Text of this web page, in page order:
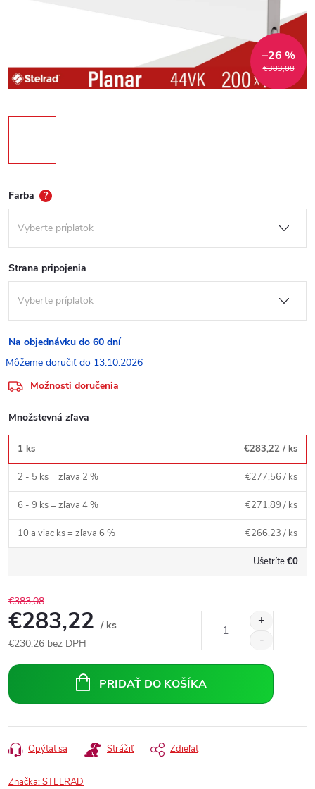
€383,08
–26 %
Farba ?
Strana pripojenia
Na objednávku do 60 dní
13.10.2026
Možnosti doručenia
Množstevná zľava
1 ks €283,22 / ks
2 - 5 ks = zľava 2 % €277,56 / ks
6 - 9 ks = zľava 4 % €271,89 / ks
10 a viac ks = zľava 6 % €266,23 / ks
Ušetríte€0
€383,08
€283,22 / ks
€230,26 bez DPH
cena:
PRIDAŤ DO KOŠÍKA
Opýtať sa Strážiť Zdieľať
Značka:STELRAD